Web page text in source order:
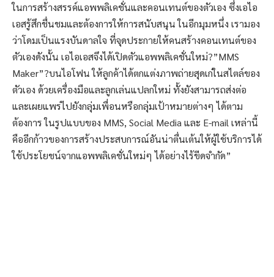
ในการสร้างสรรค์แอพพลิเคชั่นและคอนเทนต์ของตัวเอง ซึ่งเอไอ
เอสรู้สึกชื่นชมและต้องการให้การสนับสนุน ในอีกมุมหนึ่ง เรามอง
ว่าโดมเป็นแรงบันดาลใจ ที่จุดประกายให้คนสร้างคอนเทนต์ของ
ตัวเองดังนั้น เอไอเอสจึงได้เปิดตัวแอพพลิเคชั่นใหม่?”MMS
Maker”?บนไอโฟน ให้ลูกค้าได้ตกแต่งภาพถ่ายสุดเก๋ในสไตล์ของ
ตัวเอง ด้วยเครื่องมือและลูกเล่นแปลกใหม่ ทั้งยังสามารถส่งต่อ
และเผยแพร่ไปยังกลุ่มเพื่อนหรือกลุ่มเป้าหมายต่างๆ ได้ตาม
ต้องการ ในรูปแบบของ MMS, Social Media และ E-mail เหล่านี้
คืออีกก้าวของการสร้างประสบการณ์อันน่าตื่นเต้นให้ผู้ใช้บริการได้
ใช้ประโยชน์จากแอพพลิเคชั่นใหม่ๆ ได้อย่างไร้ขีดจำกัด”